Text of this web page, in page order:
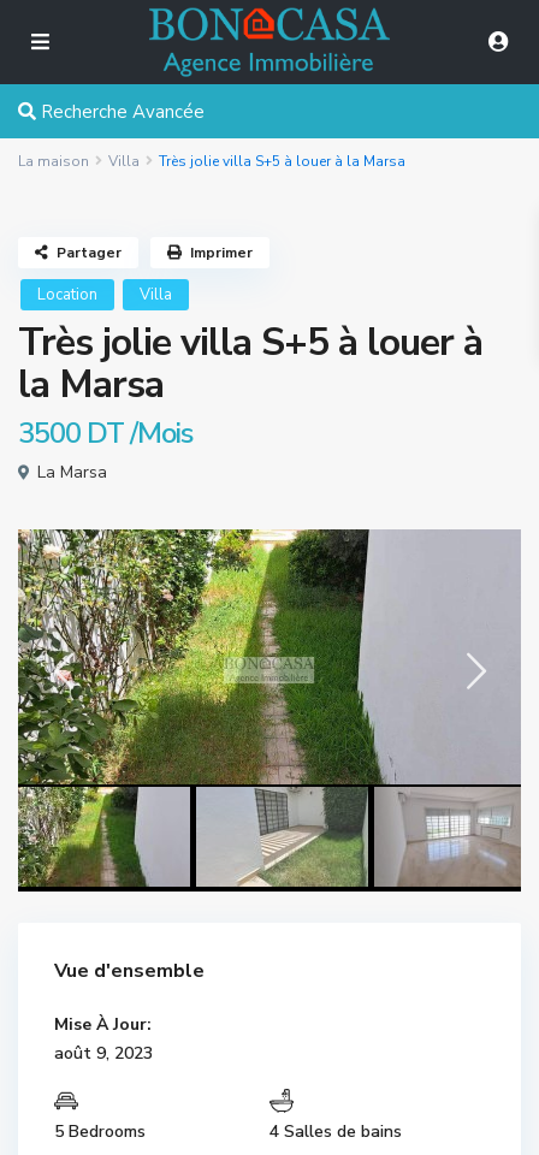
Recherche Avancée
La maison Villa Très jolie villa S+5 à louer à la Marsa
Location Villa
Très jolie villa S+5 à louer à
la Marsa
3500 DT/Mois
La Marsa
Partager Imprimer
Vue d'ensemble
Mise À Jour:
août 9, 2023
5 Bedrooms 4 Salles de bains